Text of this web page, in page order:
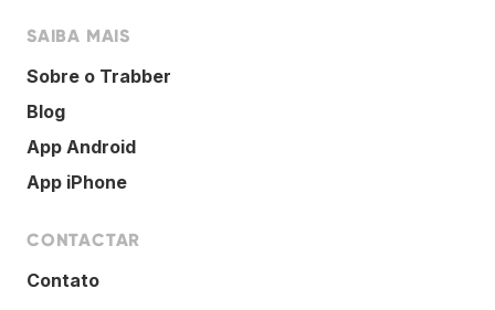
SAIBA MAIS
Sobre o Trabber
Blog
App Android
App iPhone
CONTACTAR
Contato